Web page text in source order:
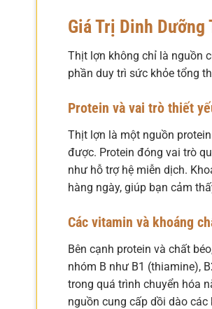
Giá Trị Dinh
Thịt lợn không chỉ là nguồn
phần duy trì sức khỏe tổng
Protein và vai trò thiết
Thịt lợn là một nguồn
được. Protein đóng vai trò
như hỗ trợ hệ miễn dịch.
hàng ngày, giúp bạn cảm
Các vitamin và khoáng
Bên cạnh protein và chất
nhóm B như B1 (thiamine),
trong quá trình chuyển hóa
nguồn cung cấp dồi dào